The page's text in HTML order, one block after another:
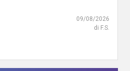
09/08/2026
di F.S.